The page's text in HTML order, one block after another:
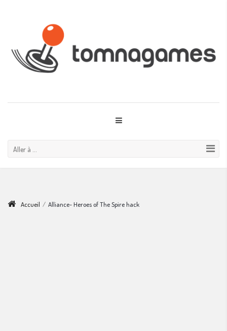
Aller à ...
Accueil / Alliance- Heroes of The Spire hack